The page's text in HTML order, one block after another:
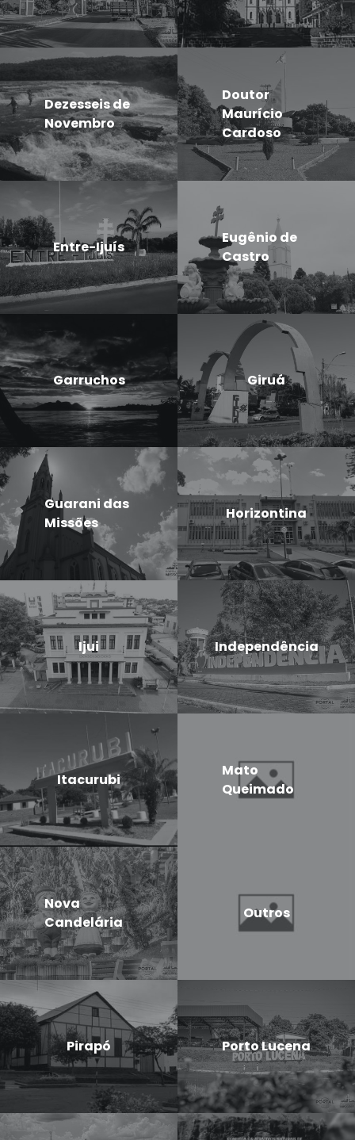
Dezesseis de
Novembro
Doutor
Maurício
Cardoso
Entre-Ijuís
Eugênio de
Castro
Garruchos Giruá
Guarani das
Missões
Horizontina
Ijui Independência
Itacurubi
Mato
Queimado
Nova
Candelária
Outros
Pirapó Porto Lucena